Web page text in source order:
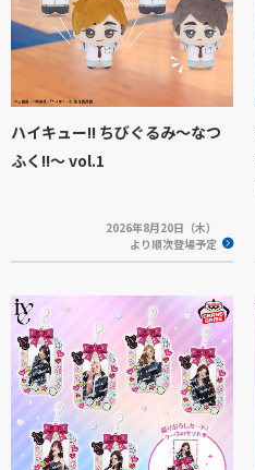
ハイキュー!! ちびぐるみ～なつ
ふく!!～ vol.1
2026年8月20日（木）
より順次登場予定